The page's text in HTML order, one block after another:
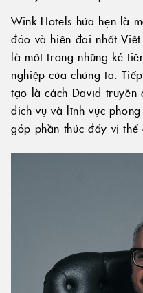
Wink Hotels hứa hẹn là
đáo và hiện đại nhất
là một trong những kẻ
nghiệp của chúng ta.
tạo là cách David truyền
dịch vụ và lĩnh vực
góp phần thúc đẩy vị